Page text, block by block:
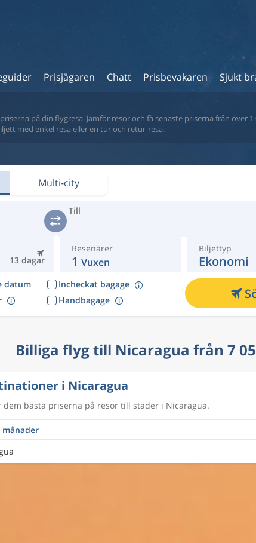
Prisjägaren Chatt Prisbevakaren Sjukt
på din flygresa. Jämför resor och få senaste priserna från över
med enkel resa eller en tur och retur-resa.
Multi-city
Till
13 dagar
Resenärer
1 Vuxen
Biljettyp
Ekonomi
datum
Incheckat bagage
Handbagage
Billiga flyg till Nicaragua från 7
i Nicaragua
dem bästa priserna på resor till städer i Nicaragua.